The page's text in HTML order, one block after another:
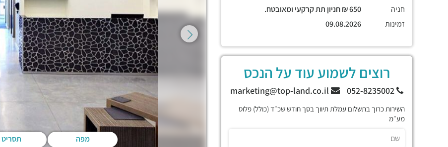
מפה תסריט
חניה
זמינות
רוצים לשמוע עוד על הנכס
השירות כרוך בתשלום עמלת תיווך בסך חודש שכ״ד (כולל) פלוס
מע״מ